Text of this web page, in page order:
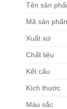
Tên sản
Mã sản
Xuất xứ
Chất liệu
Kết cấu
Kích thước
Màu sắc